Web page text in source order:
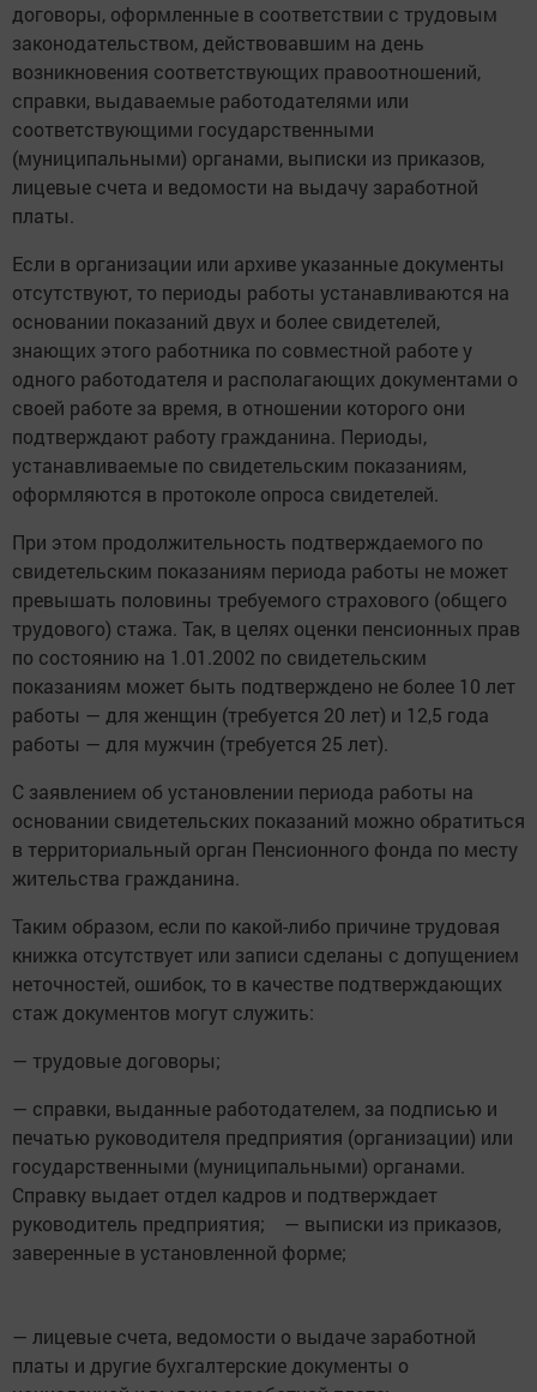
договоры, оформленные в соответствии с трудовым
законодательством, действовавшим на день
возникновения соответствующих правоотношений,
справки, выдаваемые работодателями или
соответствующими государственными
(муниципальными) органами, выписки из приказов,
лицевые счета и ведомости на выдачу заработной
платы.
Если в организации или архиве указанные документы
отсутствуют, то периоды работы устанавливаются на
основании показаний двух и более свидетелей,
знающих этого работника по совместной работе у
одного работодателя и располагающих документами о
своей работе за время, в отношении которого они
подтверждают работу гражданина. Периоды,
устанавливаемые по свидетельским показаниям,
оформляются в протоколе опроса свидетелей.
При этом продолжительность подтверждаемого по
свидетельским показаниям периода работы не может
превышать половины требуемого страхового (общего
трудового) стажа. Так, в целях оценки пенсионных прав
по состоянию на 1.01.2002 по свидетельским
показаниям может быть подтверждено не более 10 лет
работы — для женщин (требуется 20 лет) и 12,5 года
работы — для мужчин (требуется 25 лет).
С заявлением об установлении периода работы на
основании свидетельских показаний можно обратиться
в территориальный орган Пенсионного фонда по месту
жительства гражданина.
Таким образом, если по какой-либо причине трудовая
книжка отсутствует или записи сделаны с допущением
неточностей, ошибок, то в качестве подтверждающих
стаж документов могут служить:
— трудовые договоры;
— справки, выданные работодателем, за подписью и
печатью руководителя предприятия (организации) или
государственными (муниципальными) органами.
Справку выдает отдел кадров и подтверждает
руководитель предприятия; — выписки из приказов,
заверенные в установленной форме;
— лицевые счета, ведомости о выдаче заработной
платы и другие бухгалтерские документы о